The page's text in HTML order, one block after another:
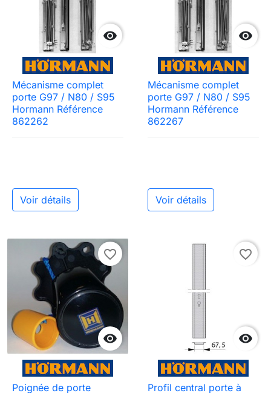

Mécanisme complet
porte G97 / N80 / S95
Hormann Référence
862262
Voir détails

Mécanisme complet
porte G97 / N80 / S95
Hormann Référence
862267
Voir détails

favorite_border
Poignée de porte

favorite_border
Profil central porte à